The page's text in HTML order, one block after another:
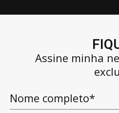
Assine minha